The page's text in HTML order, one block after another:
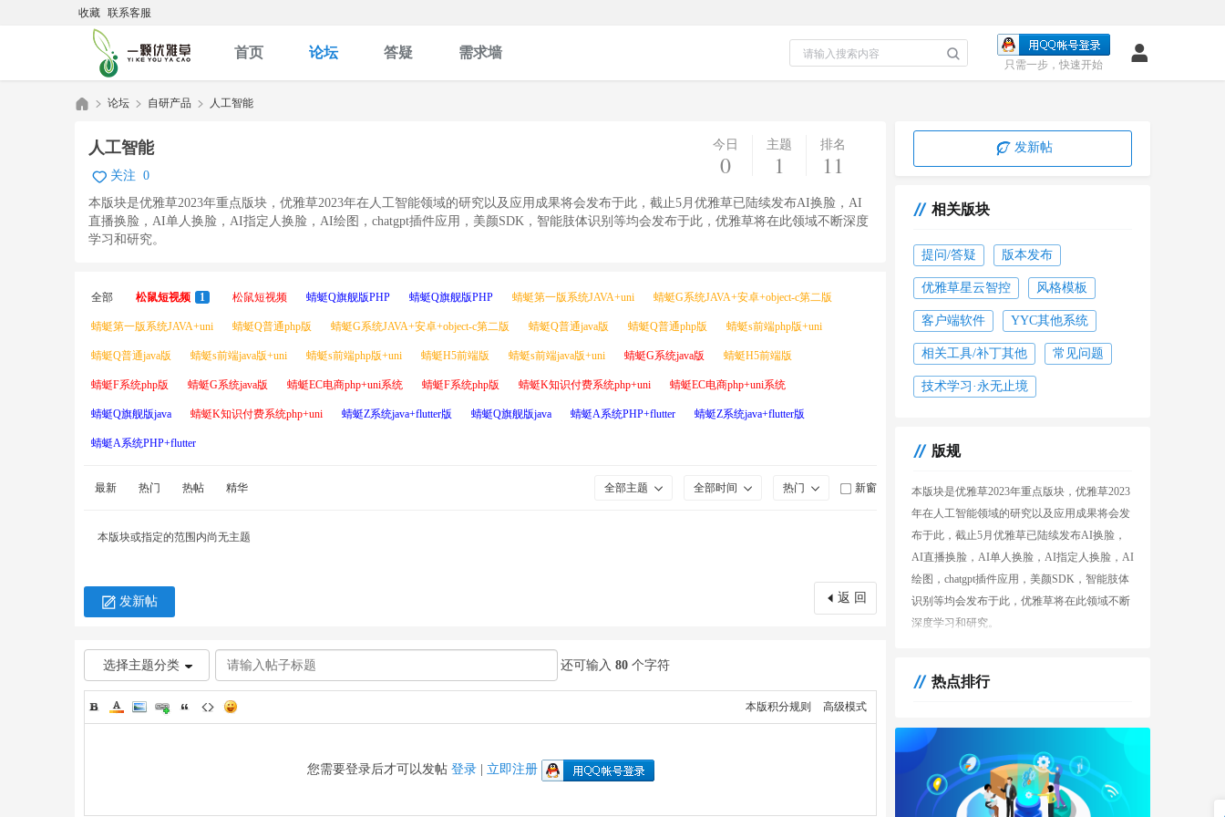
收藏 联系客服
只需一步，快速开始
首页 论坛 答疑 需求墙
技
»
论坛 自研产品 人工智能
今日
0
主题
1
排名
11
人工智能
关注 0
本版块是优雅草2023年重点版块，优雅草2023年在人工智能领域的研究以及应用成果将会发布于此，截止5月优雅草已陆续发布AI换脸，AI
直播换脸，AI单人换脸，AI指定人换脸，AI绘图，chatgpt插件应用，美颜SDK，智能肢体识别等均会发布于此，优雅草将在此领域不断深度
学习和研究。
全部 松鼠短视频 1 松鼠短视频 蜻蜓Q旗舰版PHP 蜻蜓Q旗舰版PHP 蜻蜓第一版系统JAVA+uni 蜻蜓G系统JAVA+安卓+object-c第二版
蜻蜓第一版系统JAVA+uni 蜻蜓Q普通php版 蜻蜓G系统JAVA+安卓+object-c第二版 蜻蜓Q普通java版 蜻蜓Q普通php版 蜻蜓s前端php版+uni
蜻蜓Q普通java版 蜻蜓s前端java版+uni 蜻蜓s前端php版+uni 蜻蜓H5前端版 蜻蜓s前端java版+uni 蜻蜓G系统java版 蜻蜓H5前端版
蜻蜓F系统php版 蜻蜓G系统java版 蜻蜓EC电商php+uni系统 蜻蜓F系统php版 蜻蜓K知识付费系统php+uni 蜻蜓EC电商php+uni系统
蜻蜓Q旗舰版java 蜻蜓K知识付费系统php+uni 蜻蜓Z系统java+flutter版 蜻蜓Q旗舰版java 蜻蜓A系统PHP+flutter 蜻蜓Z系统java+flutter版
蜻蜓A系统PHP+flutter
最新 热门 热帖 精华 新窗
热门
全部时间
全部主题
本版块或指定的范围内尚无主题
返 回
发新帖
选择主题分类 还可输入 80 个字符
本版积分规则 高级模式
您需要登录后才可以发帖 登录| 立即注册
发新帖
相关版块
提问/答疑 版本发布
优雅草星云智控 风格模板
客户端软件 YYC其他系统
相关工具/补丁其他 常见问题
技术学习·永无止境
版规
本版块是优雅草2023年重点版块，优雅草2023
年在人工智能领域的研究以及应用成果将会发
布于此，截止5月优雅草已陆续发布AI换脸，
AI直播换脸，AI单人换脸，AI指定人换脸，AI
绘图，chatgpt插件应用，美颜SDK，智能肢体
识别等均会发布于此，优雅草将在此领域不断
深度学习和研究。
热点排行